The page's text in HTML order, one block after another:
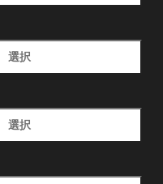
選択
選択